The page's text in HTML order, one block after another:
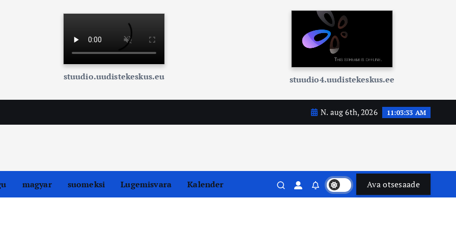
stuudio.uudistekeskus.eu stuudio4.uudistekeskus.ee
N. aug 6th, 2026 11:03:35 AM
magyar suomeksi Lugemisvara Kalender Ava otsesaade